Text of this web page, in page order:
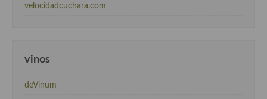
velocidadcuchara.com
vinos
deVinum